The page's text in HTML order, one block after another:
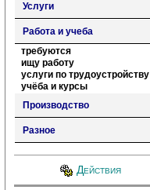
Услуги
Работа и учеба
требуются
ищу работу
услуги по трудоустройству
учёба и курсы
Производство
Разное
Действия